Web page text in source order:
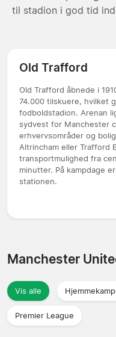
til stadion i god tid
Old Trafford
Old Trafford åbnede i
74.000 tilskuere, hvilket
fodboldstadion. Arenan
sydvest for Manchester
erhvervsområder og
Altrincham eller Trafford
transportmulighed fra
minutter. På kampdage
stationen.
Manchester
Vis alle
Premier League